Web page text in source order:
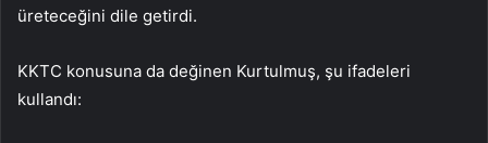
üreteceğini dile getirdi.
KKTC konusuna da değinen Kurtulmuş, şu ifadeleri
kullandı: